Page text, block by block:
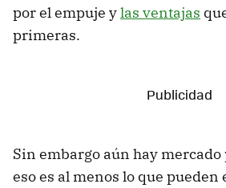
por el empuje ylas ventajas
primeras.
Sin embargo aún hay mercado
eso es al menos lo que